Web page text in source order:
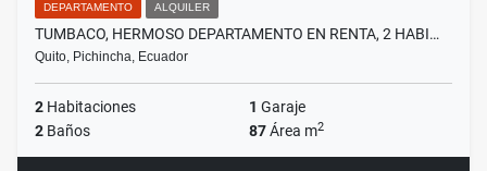
DEPARTAMENTO ALQUILER
TUMBACO, HERMOSO DEPARTAMENTO EN RENTA, 2 HABI…
Quito, Pichincha, Ecuador
2 Habitaciones 1 Garaje
2 Baños 87Área m2